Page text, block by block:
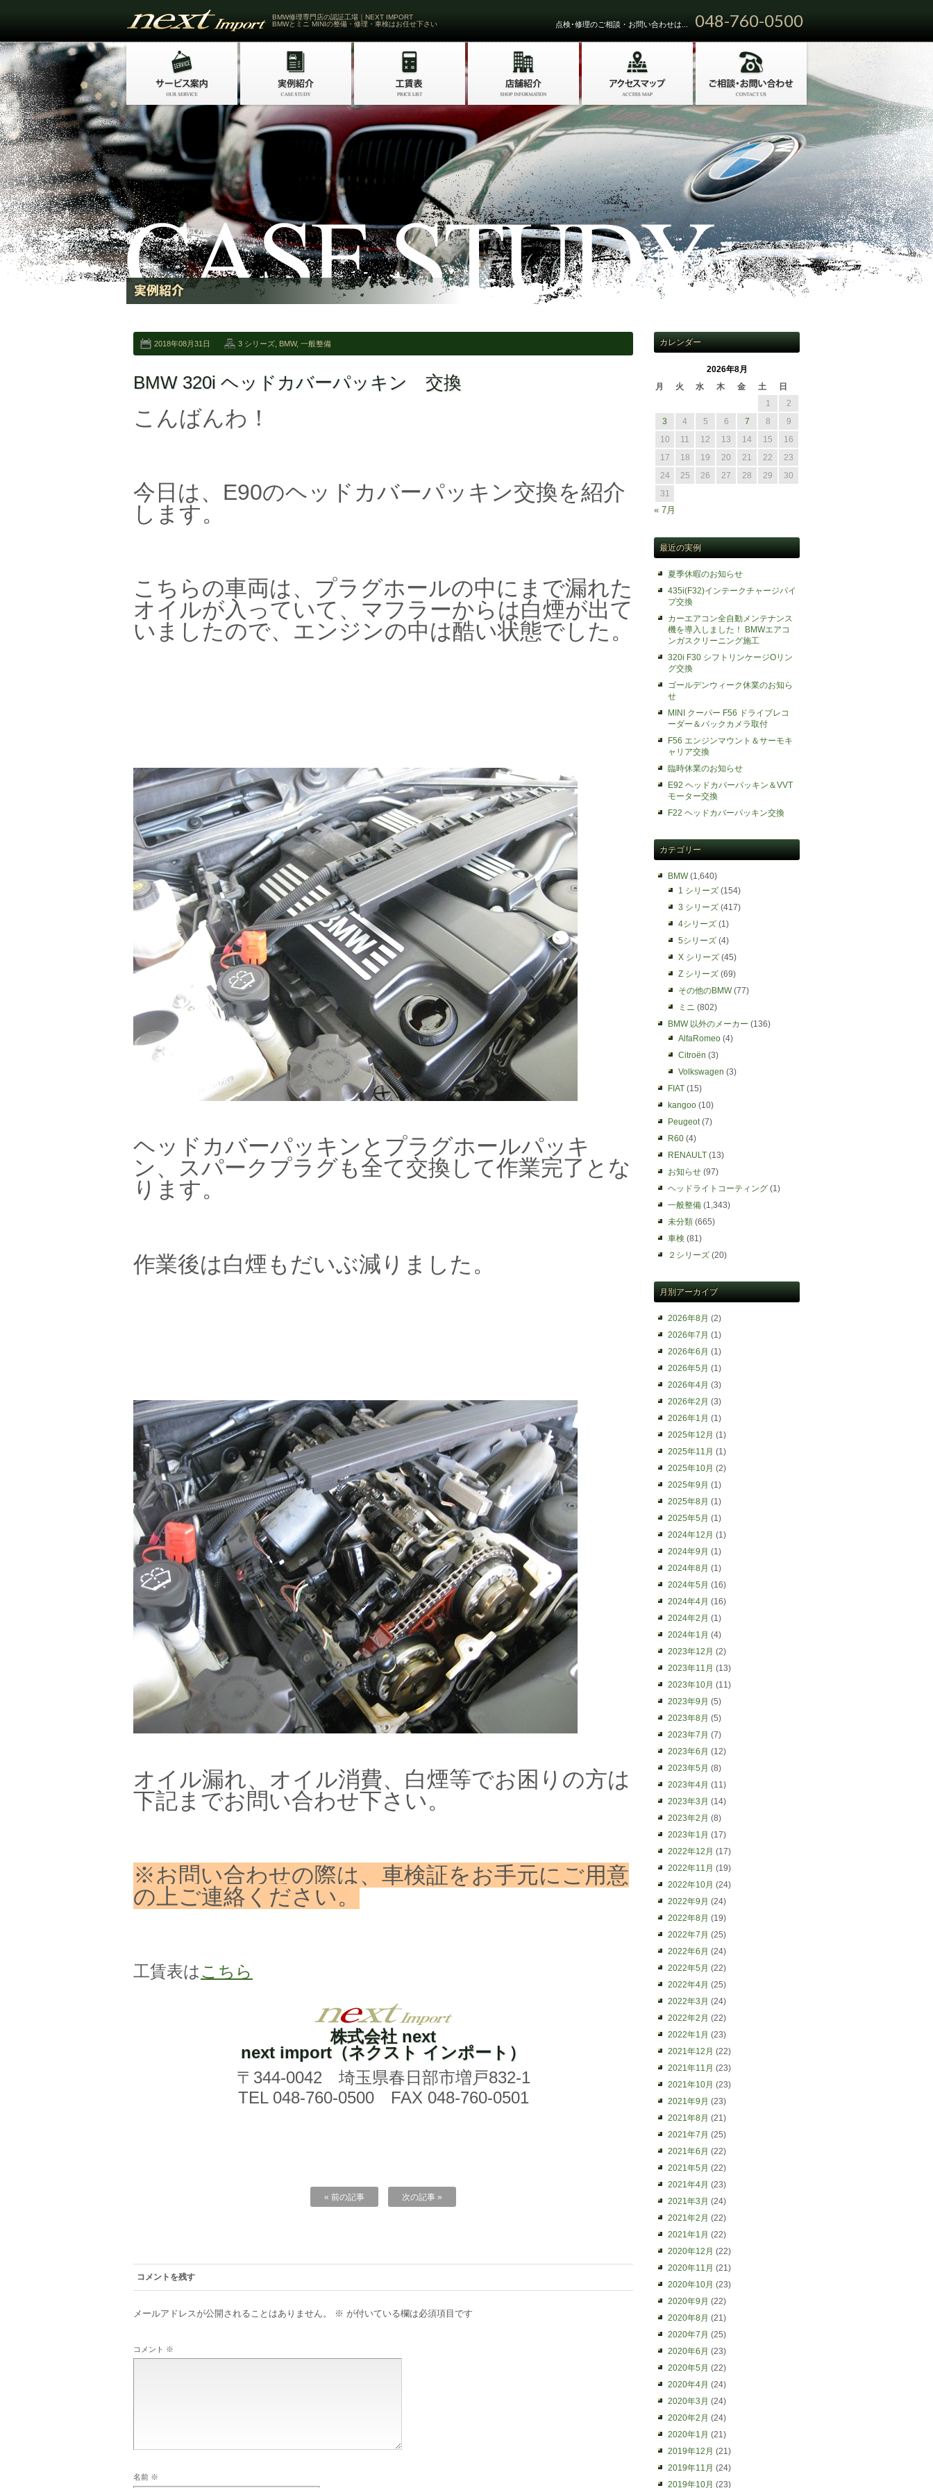
BMW修理専門店の認証工場｜NEXT IMPORT
BMWとミニ MINIの整備・修理・車検はお任せ下さい
点検･修理のご相談・お問い合わせは... 048-760-0500
2018年08月31日 3 シリーズ BMW, 一般整備
BMW 320i ヘッドカバーパッキン 交換
こんばんわ！
今日は、E90のヘッドカバーパッキン交換を紹介
します。
こちらの車両は、プラグホールの中にまで漏れた
オイルが入っていて、マフラーからは白煙が出て
いましたので、エンジンの中は酷い状態でした。
ヘッドカバーパッキンとプラグホールパッキ
ン、スパークプラグも全て交換して作業完了とな
ります。
作業後は白煙もだいぶ減りました。
オイル漏れ、オイル消費、白煙等でお困りの方は
下記までお問い合わせ下さい。
※お問い合わせの際は、車検証をお手元にご用意
の上ご連絡ください。
工賃表は こちら
株式会社 next
next import（ネクスト インポート）
〒344-0042 埼玉県春日部市増戸832-1
TEL 048-760-0500FAX 048-760-0501
« 前の記事 次の記事 »
コメントを残す
メールアドレスが公開されることはありません。 ※ が付いている欄は必須項目です
コメント ※
名前 ※
カレンダー
2026年8月
月
火 水 木 金 土
日
1
2
3
4 5 6 7 8
9
10
11 12 13 14 15
16
17
18 19 20 21 22
23
24
25 26 27 28 29
30
31
« 7月
最近の実例
夏季休暇のお知らせ
435i(F32)インテークチャージパイ
プ交換
カーエアコン全自動メンテナンス
機を導入しました！ BMWエアコ
ンガスクリーニング施工
320i F30 シフトリンケージOリン
グ交換
ゴールデンウィーク休業のお知ら
せ
MINI クーパー F56 ドライブレコ
ーダー＆バックカメラ取付
F56 エンジンマウント＆サーモキ
ャリア交換
臨時休業のお知らせ
E92 ヘッドカバーパッキン＆VVT
モーター交換
F22 ヘッドカバーパッキン交換
カテゴリー
BMW(1,640)
1 シリーズ (154)
3 シリーズ (417)
4シリーズ (1)
5シリーズ (4)
X シリーズ (45)
Z シリーズ (69)
その他のBMW(77)
ミニ (802)
BMW 以外のメーカー (136)
AlfaRomeo (4)
Citroën (3)
Volkswagen (3)
FIAT (15)
kangoo (10)
Peugeot(7)
R60 (4)
RENAULT (13)
お知らせ (97)
ヘッドライトコーティング (1)
一般整備 (1,343)
未分類 (665)
車検 (81)
２シリーズ (20)
月別アーカイブ
2026年8月 (2)
2026年7月 (1)
2026年6月 (1)
2026年5月 (1)
2026年4月 (3)
2026年2月 (3)
2026年1月 (1)
2025年12月 (1)
2025年11月 (1)
2025年10月 (2)
2025年9月 (1)
2025年8月 (1)
2025年5月 (1)
2024年12月 (1)
2024年9月 (1)
2024年8月 (1)
2024年5月 (16)
2024年4月 (16)
2024年2月 (1)
2024年1月 (4)
2023年12月 (2)
2023年11月 (13)
2023年10月 (11)
2023年9月 (5)
2023年8月 (5)
2023年7月 (7)
2023年6月 (12)
2023年5月 (8)
2023年4月 (11)
2023年3月 (14)
2023年2月 (8)
2023年1月 (17)
2022年12月 (17)
2022年11月 (19)
2022年10月 (24)
2022年9月 (24)
2022年8月 (19)
2022年7月 (25)
2022年6月 (24)
2022年5月 (22)
2022年4月 (25)
2022年3月 (24)
2022年2月 (22)
2022年1月 (23)
2021年12月 (22)
2021年11月 (23)
2021年10月 (23)
2021年9月 (23)
2021年8月 (21)
2021年7月 (25)
2021年6月 (22)
2021年5月 (22)
2021年4月 (23)
2021年3月 (24)
2021年2月 (22)
2021年1月 (22)
2020年12月 (22)
2020年11月 (21)
2020年10月 (23)
2020年9月 (22)
2020年8月 (21)
2020年7月 (25)
2020年6月 (23)
2020年5月 (22)
2020年4月 (24)
2020年3月 (24)
2020年2月 (24)
2020年1月 (21)
2019年12月 (21)
2019年11月 (24)
2019年10月 (23)